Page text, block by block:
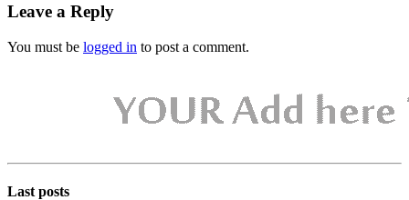
Leave a Reply
You must be logged in to post a comment.
Last posts